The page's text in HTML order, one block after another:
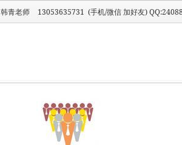
韩青老师 13053635731 (手机/微信 加好友)